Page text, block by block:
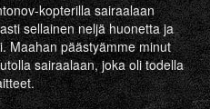
kopterilla sairaalaan
sellainen neljä huonetta ja
Maahan päästyämme minut
sairaalaan, joka oli todella